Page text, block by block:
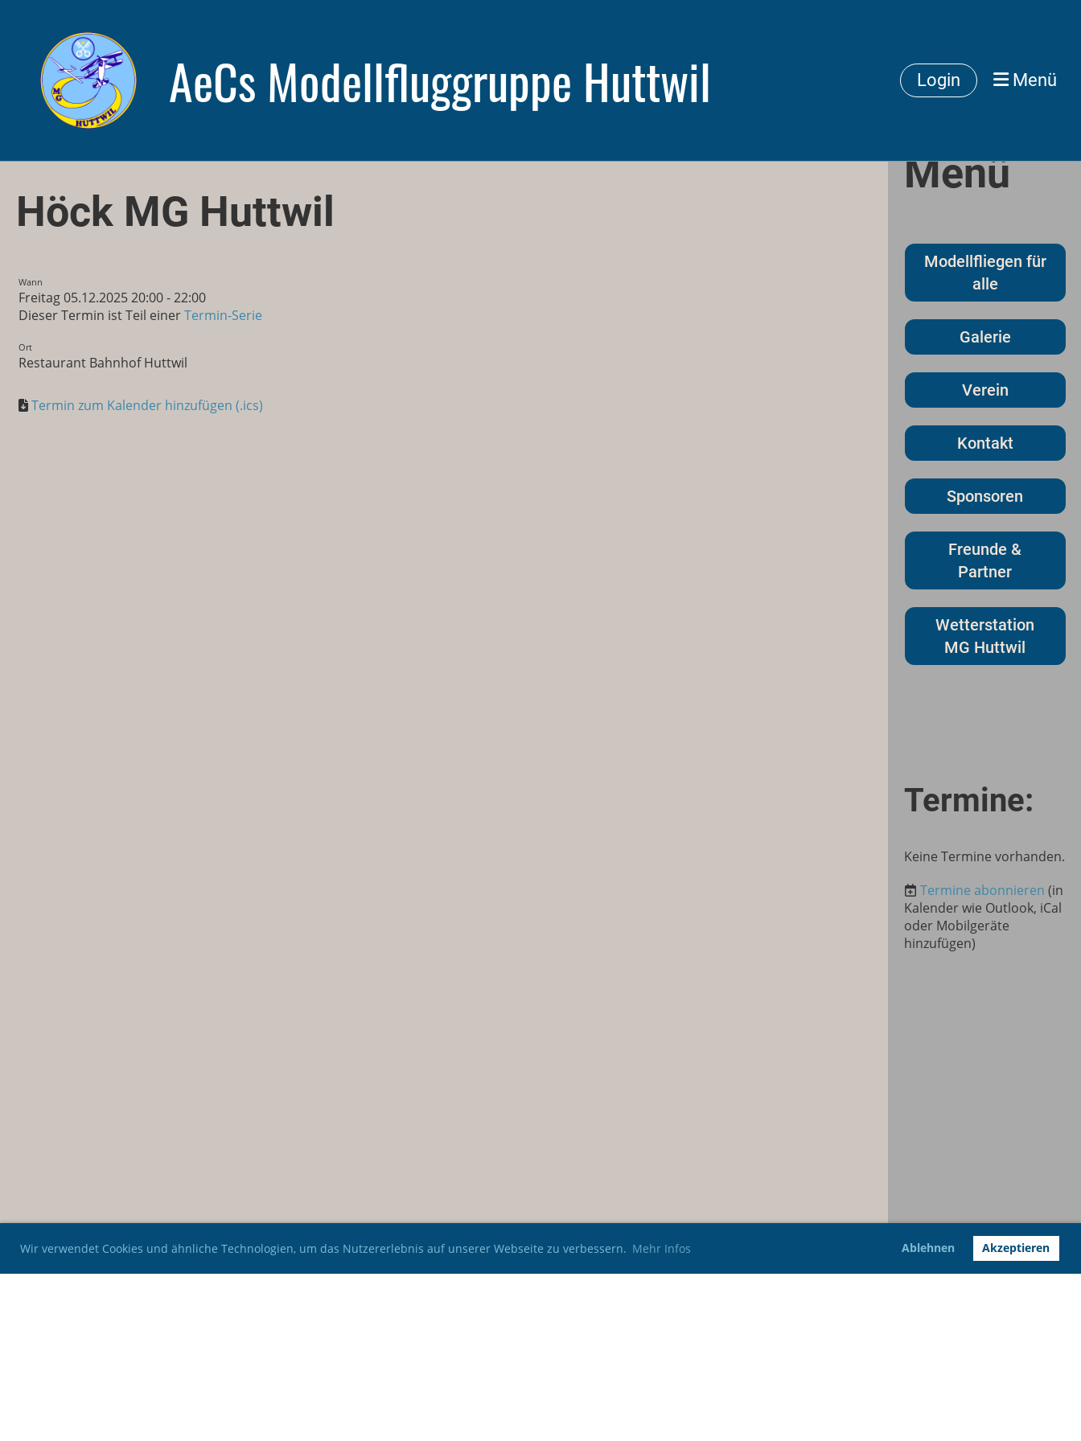
Wir verwendet Cookies und ähnliche Technologien, um das Nutzererlebnis auf unserer Webseite zu verbessern. Mehr Infos Ablehnen Akzeptieren
AeCs Modellfluggruppe Huttwil Login Menü
Höck MG Huttwil
Wann
Freitag 05.12.2025 20:00 - 22:00
Dieser Termin ist Teil einerTermin-Serie
Ort
Restaurant Bahnhof Huttwil
Termin zum Kalender hinzufügen (.ics)
Menü
Modellfliegen für
alle
Galerie
Verein
Kontakt
Sponsoren
Freunde &
Partner
Wetterstation
MG Huttwil
Termine:
Keine Termine vorhanden.
Termine abonnieren (in
Kalender wie Outlook, iCal
oder Mobilgeräte
hinzufügen)